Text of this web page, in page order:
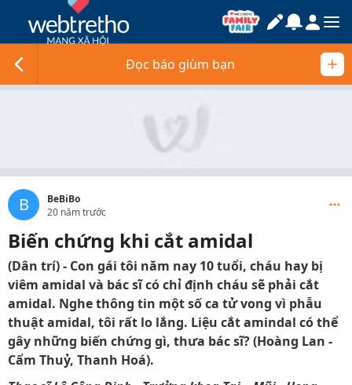
Đọc báo giùm bạn
B
BeBiBo
20 năm trước
Biến chứng khi cắt amidal
(Dân trí) - Con gái tôi năm nay 10 tuổi, cháu hay bị
viêm amidal và bác sĩ có chỉ định cháu sẽ phải cắt
amidal. Nghe thông tin một số ca tử vong vì phẫu
thuật amidal, tôi rất lo lắng. Liệu cắt amindal có thể
gây những biến chứng gì, thưa bác sĩ? (Hoàng Lan -
Cẩm Thuỷ, Thanh Hoá).